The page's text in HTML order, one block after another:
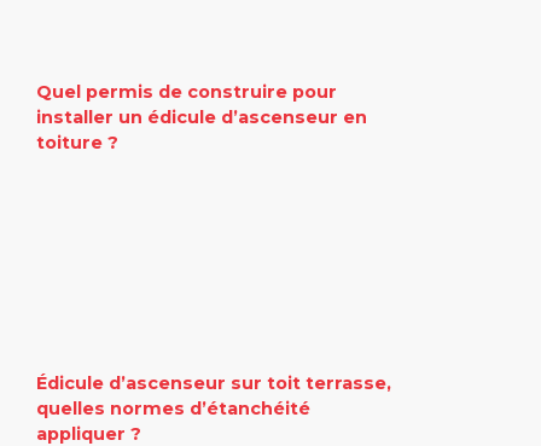
Quel permis de construire pour
installer un édicule d’ascenseur en
toiture ?
Édicule d’ascenseur sur toit terrasse,
quelles normes d’étanchéité
appliquer ?